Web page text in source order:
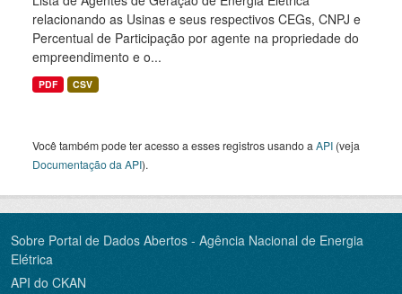
relacionando as Usinas e seus respectivos CEGs, CNPJ e
Percentual de Participação por agente na propriedade do
empreendimento e o...
PDF CSV
Você também pode ter acesso a esses registros usando a API (veja
Documentação da API).
Sobre Portal de Dados Abertos - Agência Nacional de Energia
Elétrica
API do CKAN